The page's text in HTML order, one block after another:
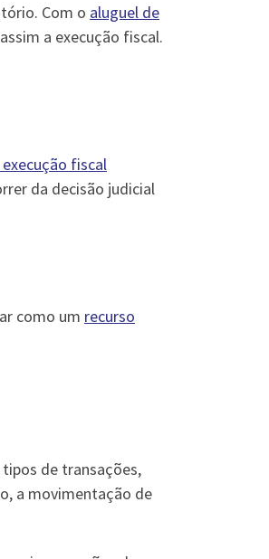
Com o aluguel de
a execução fiscal.
fiscal
da decisão judicial
como um recurso
de transações,
a movimentação de